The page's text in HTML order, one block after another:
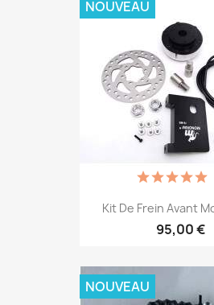
Kit De Frein Avant
95,00 €
NOUVEAU
NOUVEAU